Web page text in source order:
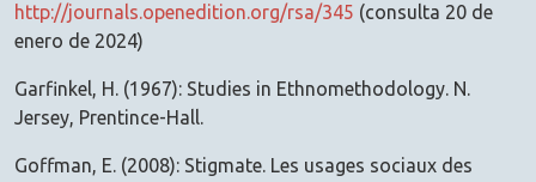
http://journals.openedition.org/rsa/345 (consulta 20 de
enero de 2024)
Garfinkel, H. (1967): Studies in Ethnomethodology. N.
Jersey, Prentince-Hall.
Goffman, E. (2008): Stigmate. Les usages sociaux des